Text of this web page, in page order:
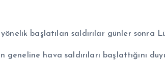
başlatılan saldırılar günler sonra
geneline hava saldırıları başlattığını